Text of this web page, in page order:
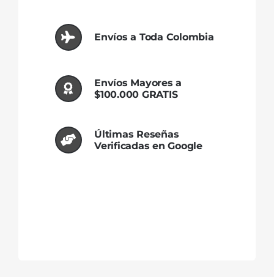
Envíos a Toda Colombia
Envíos Mayores a
$100.000 GRATIS
Últimas Reseñas
Verificadas en Google